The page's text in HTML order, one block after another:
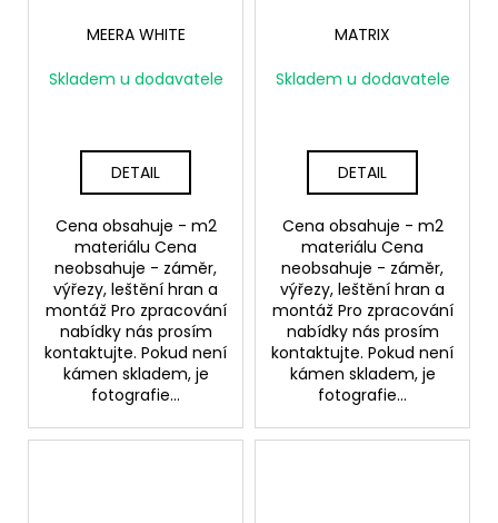
MEERA WHITE
Skladem u dodavatele
DETAIL
Cena obsahuje - m2
materiálu Cena
neobsahuje - záměr,
výřezy, leštění hran a
montáž Pro zpracování
nabídky nás prosím
kontaktujte. Pokud není
kámen skladem, je
fotografie...
MATRIX
Skladem u dodavatele
DETAIL
Cena obsahuje - m2
materiálu Cena
neobsahuje - záměr,
výřezy, leštění hran a
montáž Pro zpracování
nabídky nás prosím
kontaktujte. Pokud není
kámen skladem, je
fotografie...